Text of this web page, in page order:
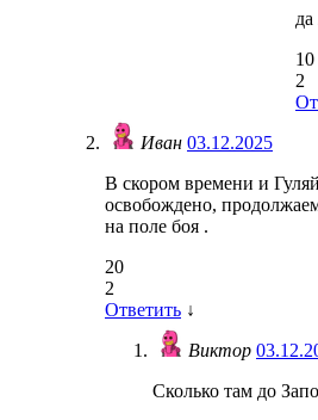
да
10
2
Иван 03.12.2025
В скором времени и
освобождено,
на поле боя .
20
2
Ответить ↓
Виктор
Сколько там до